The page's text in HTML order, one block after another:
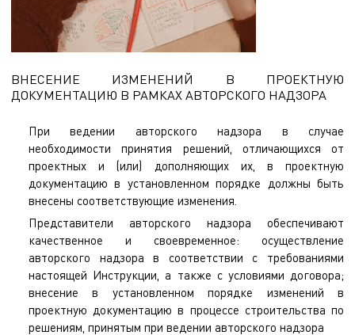
ВНЕСЕНИЕ ИЗМЕНЕНИЙ В ПРОЕКТНУЮ
ДОКУМЕНТАЦИЮ В РАМКАХ АВТОРСКОГО НАДЗОРА
При ведении авторского надзора в случае
необходимости принятия решений, отличающихся от
проектных и (или) дополняющих их, в проектную
документацию в установленном порядке должны быть
внесены соответствующие изменения.
Представители авторского надзора обеспечивают
качественное и своевременное: осуществление
авторского надзора в соответствии с требованиями
настоящей Инструкции, а также с условиями договора;
внесение в установленном порядке изменений в
проектную документацию в процессе строительства по
решениям, принятым при ведении авторского надзора